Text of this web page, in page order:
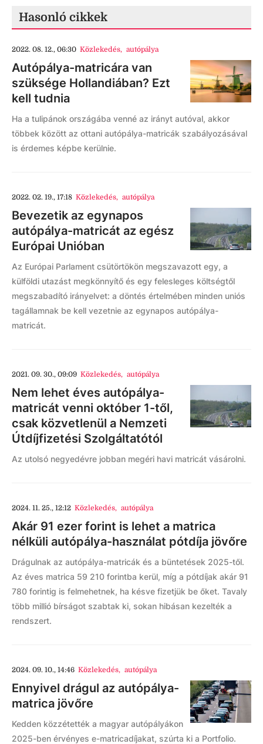
Hasonló cikkek
2022. 08. 12., 06:30 Közlekedés, autópálya
Autópálya-matricára van
szüksége Hollandiában? Ezt
kell tudnia
Ha a tulipánok országába venné az irányt autóval, akkor
többek között az ottani autópálya-matricák szabályozásával
is érdemes képbe kerülnie.
2022. 02. 19., 17:18 Közlekedés, autópálya
Bevezetik az egynapos
autópálya-matricát az egész
Európai Unióban
Az Európai Parlament csütörtökön megszavazott egy, a
külföldi utazást megkönnyítő és egy felesleges költségtől
megszabadító irányelvet: a döntés értelmében minden uniós
tagállamnak be kell vezetnie az egynapos autópálya-
matricát.
2021. 09. 30., 09:09 Közlekedés, autópálya
Nem lehet éves autópálya-
matricát venni október 1-től,
csak közvetlenül a Nemzeti
Útdíjfizetési Szolgáltatótól
Az utolsó negyedévre jobban megéri havi matricát vásárolni.
2024. 11. 25., 12:12 Közlekedés, autópálya
Akár 91 ezer forint is lehet a matrica
nélküli autópálya-használat pótdíja jövőre
Drágulnak az autópálya-matricák és a büntetések 2025-től.
Az éves matrica 59 210 forintba kerül, míg a pótdíjak akár 91
780 forintig is felmehetnek, ha késve fizetjük be őket. Tavaly
több millió bírságot szabtak ki, sokan hibásan kezelték a
rendszert.
2024. 09. 10., 14:46 Közlekedés, autópálya
Ennyivel drágul az autópálya-
matrica jövőre
Kedden közzétették a magyar autópályákon
2025-ben érvényes e-matricadíjakat, szúrta ki a Portfolio.